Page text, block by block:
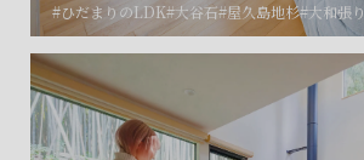
#ひだまりのLDK#大谷石#屋久島地杉#大和張り